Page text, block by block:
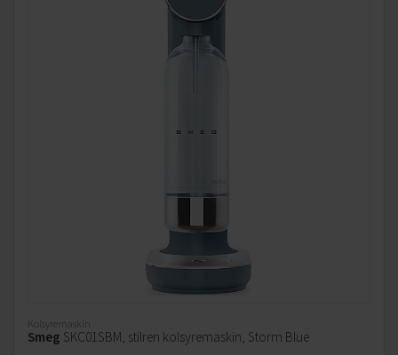
Kolsyremaskin
Smeg SKC01SBM, stilren kolsyremaskin, Storm Blue